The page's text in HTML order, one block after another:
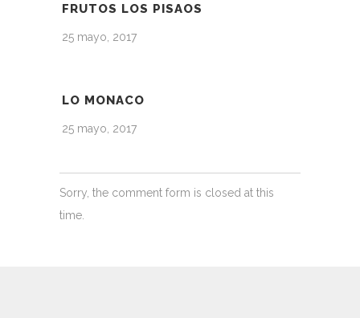
FRUTOS LOS PISAOS
25 mayo, 2017
LO MONACO
25 mayo, 2017
Sorry, the comment form is closed at this
time.